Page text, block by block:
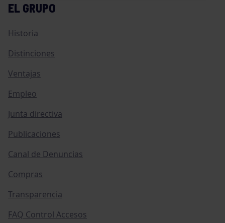
EL GRUPO
Historia
Distinciones
Ventajas
Empleo
Junta directiva
Publicaciones
Canal de Denuncias
Compras
Transparencia
FAQ Control Accesos